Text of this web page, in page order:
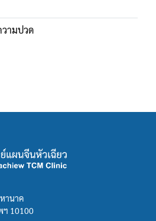
ามปวด
านาค
ฯ 10100